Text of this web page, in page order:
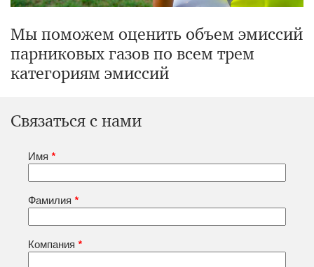
Мы поможем оценить объем эмиссий
парниковых газов по всем трем
категориям эмиссий
Связаться с нами
Имя *
Фамилия *
Компания *